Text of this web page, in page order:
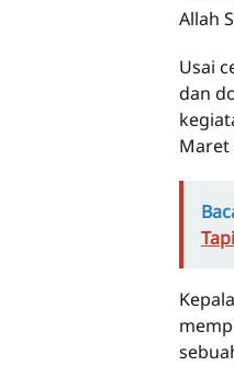
Allah
Usai
dan
Maret